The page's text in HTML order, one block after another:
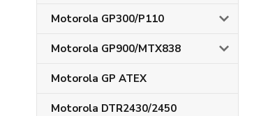
Motorola GP300/P110
Motorola GP900/MTX838
Motorola GP ATEX
Motorola DTR2430/2450